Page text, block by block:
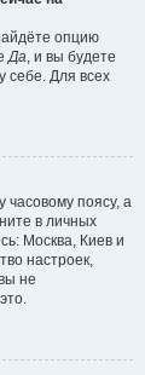
опцию
Да, и вы будете
себе. Для всех
часовому поясу, а
в личных
Москва, Киев и
настроек,
не